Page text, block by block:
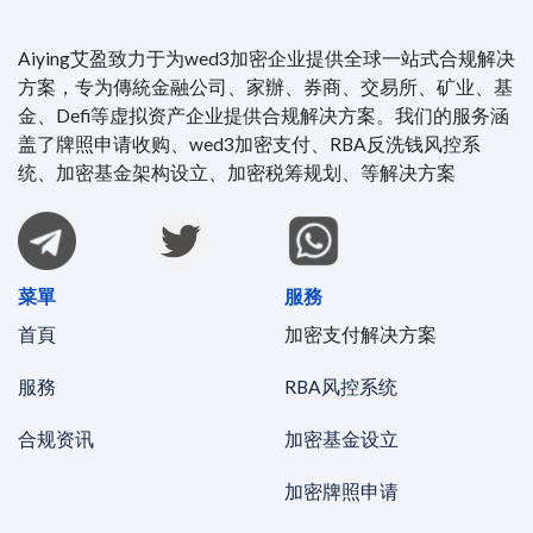
Aiying艾盈致力于为wed3加密企业提供全球一站式合规解决
方案，专为傳統金融公司、家辦、券商、交易所、矿业、基
金、Defi等虚拟资产企业提供合规解决方案。我们的服务涵
盖了牌照申请收购、wed3加密支付、RBA反洗钱风控系
统、加密基金架构设立、加密税筹规划、等解决方案
菜單
首頁
服務
合规资讯
服務
加密支付解决方案
RBA风控系统
加密基金设立
加密牌照申请